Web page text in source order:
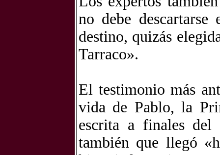
no debe
destino, quizás
Tarraco».
El testimonio más
vida de Pablo, la
escrita a finales
también que llegó